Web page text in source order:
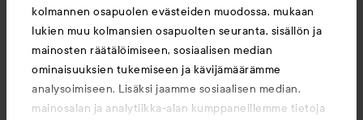
kolmannen osapuolen evästeiden muodossa, mukaan
lukien muu kolmansien osapuolten seuranta, sisällön ja
mainosten räätälöimiseen, sosiaalisen median
ominaisuuksien tukemiseen ja kävijämäärämme
analysoimiseen. Lisäksi jaamme sosiaalisen median,
mainosalan ja analytiikka-alan kumppaneillemme tietoja
Saattaisit myös tykätä